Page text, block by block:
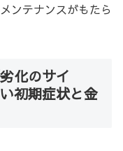
ンテナンスがもたら
化のサイ
初期症状と金